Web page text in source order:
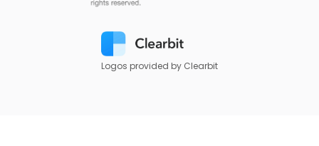
Logos provided by Clearbit